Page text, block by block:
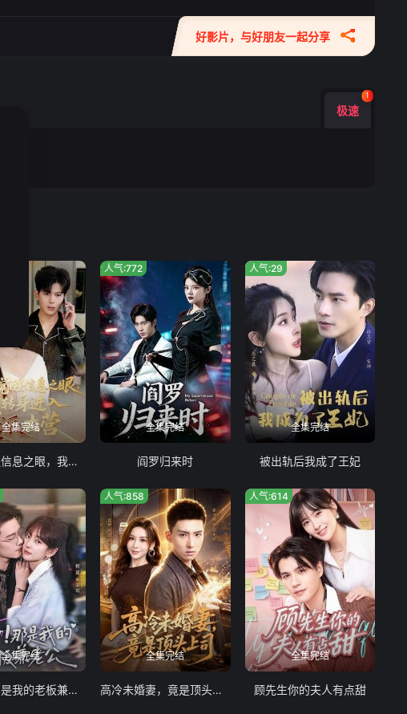
好影片，与好朋友一起分享
极速
1
全集完结
竟然觉醒信息之眼，我转身进入反派大营
全集完结
人气:772
阎罗归来时
全集完结
人气:29
被出轨后我成了王妃
全集完结
别吵！那是我的老板兼老公
全集完结
人气:858
高冷未婚妻，竟是顶头上司
全集完结
人气:614
顾先生你的夫人有点甜